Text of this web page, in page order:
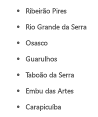
Ribeirão Pires
Rio Grande da Serra
Osasco
Guarulhos
Taboão da Serra
Embu das Artes
Carapicuíba